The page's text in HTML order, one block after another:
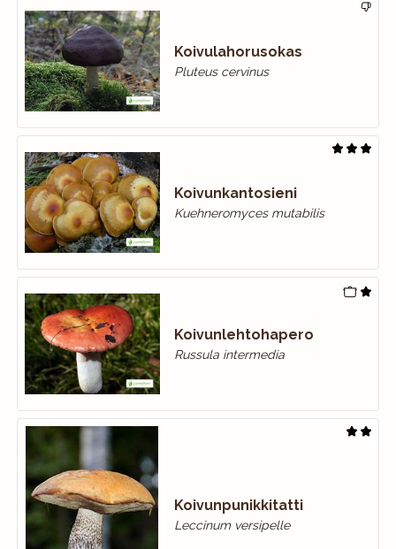
Koivulahorusokas
Pluteus cervinus
Koivunkantosieni
Kuehneromyces mutabilis
Koivunlehtohapero
Russula intermedia
Koivunpunikkitatti
Leccinum versipelle